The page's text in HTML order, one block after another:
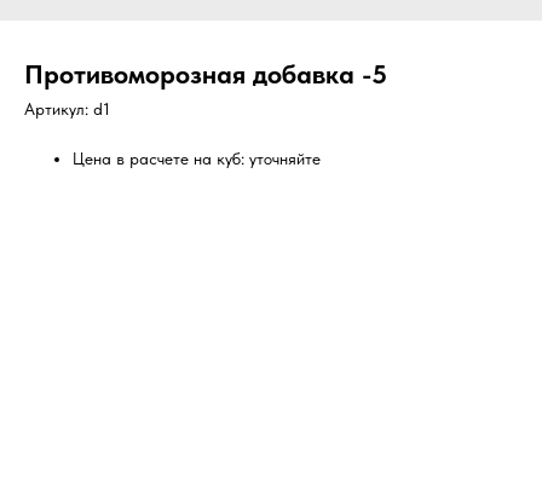
Противоморозная добавка -5
Артикул: d1
Цена в расчете на куб: уточняйте